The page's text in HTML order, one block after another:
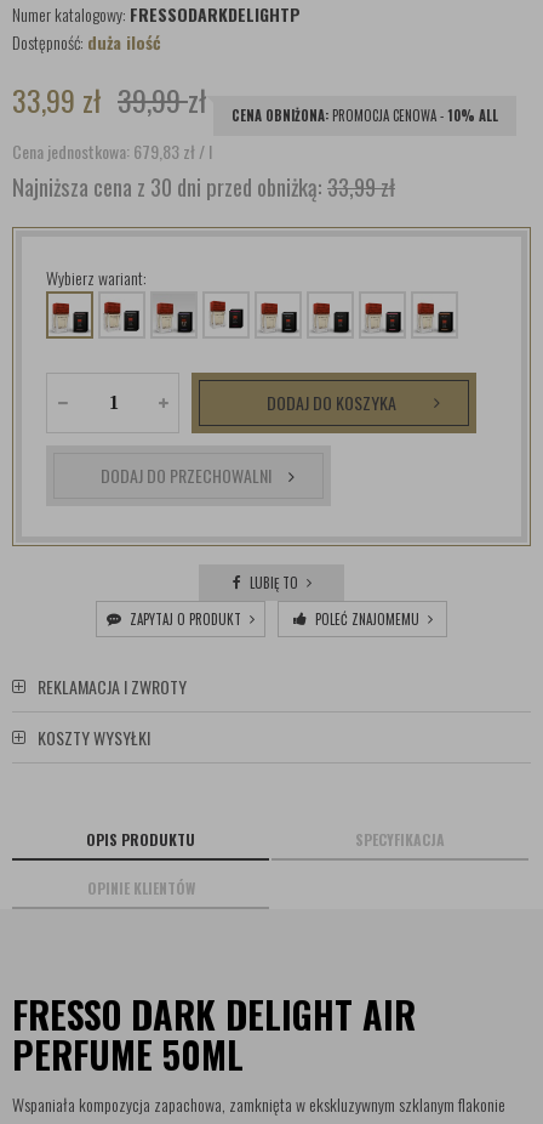
Numer katalogowy: FRESSODARKDELIGHTP
Dostępność: duża ilość
33,99 zł 39,99zł CENA OBNIŻONA: PROMOCJA CENOWA -10% ALL
Cena jednostkowa: 679,83zł/ l
Najniższa cena z 30 dni przed obniżką:33,99 zł
Wybierz wariant:
DODAJ DO KOSZYKA
DODAJ DO PRZECHOWALNI
LUBIĘ TO
ZAPYTAJ O PRODUKT
POLEĆ ZNAJOMEMU
REKLAMACJA I ZWROTY
KOSZTY WYSYŁKI
OPIS PRODUKTU SPECYFIKACJA
OPINIE KLIENTÓW
FRESSO DARK DELIGHT AIR
PERFUME 50ML
Wspaniała kompozycja zapachowa, zamknięta w ekskluzywnym szklanym flakonie